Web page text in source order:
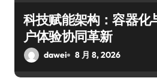
科技赋能架构：容器化
户体验协同革新
dawei 8 月 8, 2026